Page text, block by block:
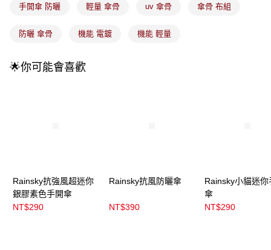
醒簡訊。
1.本服務係由「台灣大哥大股份有限公司」（以下簡稱本公司）所提供，讓
用戶於交易時，得透過本服務購買商品或服務，並由商店將買賣／分期付款
每筆NT$100，滿NT$899(含以上)免運費
付款後7-11取貨
付款後門市自取
每筆NT$100，滿NT$399(含以上)免運費
手開傘 防曬 輕量 傘骨 uv 傘骨 傘骨 布組
防曬 傘骨 機能 電鍍 機能 輕量
🌟你可能會喜歡
Rainsky抗強風超迷你
銀膠素色手開傘
NT$290
Rainsky抗風防曬傘
NT$390
Rainsky小貓迷你
傘
NT$290